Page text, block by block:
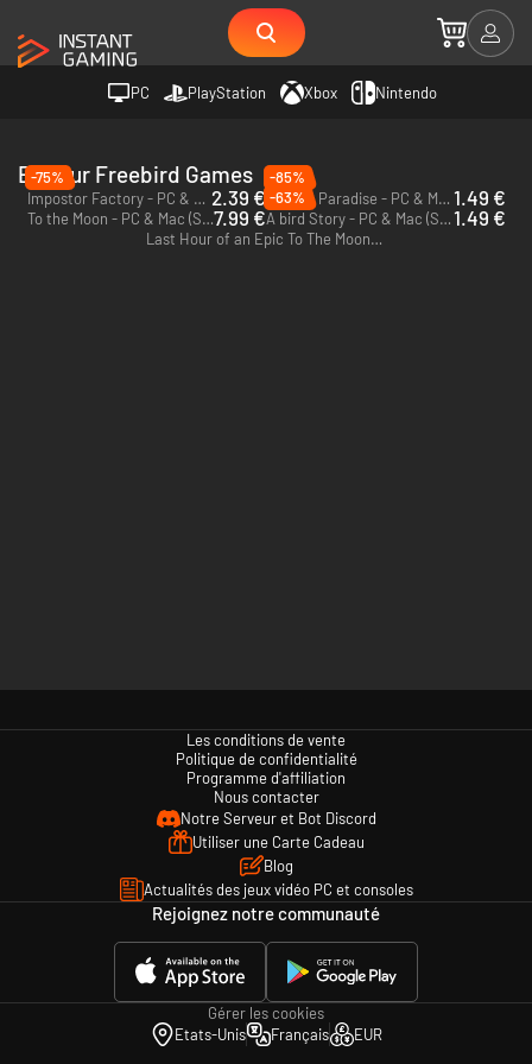
PC PlayStation Xbox Nintendo
Editeur Freebird Games
-75%
Impostor Factory - PC & Mac (Steam) 2.39 €
-85%
Finding Paradise - PC & Mac (Steam) 1.49 €
To the Moon - PC & Mac (Steam)7.99 €
-63%
A bird Story - PC & Mac (Steam)1.49 €
Last Hour of an Epic To The Moon RPG - PC (Steam)
Les conditions de vente
Politique de confidentialité
Programme d'affiliation
Nous contacter
Notre Serveur et Bot Discord
Utiliser une Carte Cadeau
Blog
Actualités des jeux vidéo PC et consoles
Rejoignez notre communauté
Gérer les cookies
Etats-Unis
Français EUR